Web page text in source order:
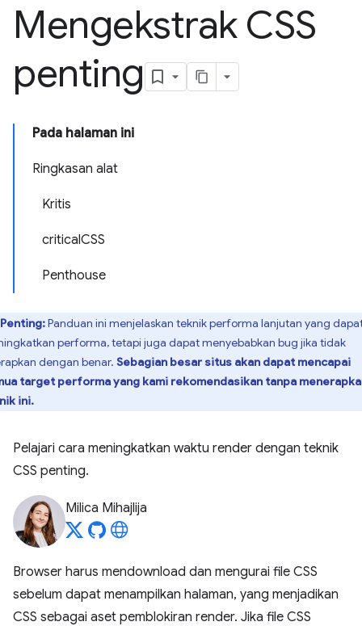
Mengekstrak CSS
penting
Pada halaman ini
Ringkasan alat
Kritis
criticalCSS
Penthouse
Penting:Panduan ini menjelaskan teknik performa lanjutan yang
performa, tetapi juga dapat menyebabkan bug jika tidak
dengan benar. Sebagian besar situs akan dapat mencapai
target performa yang kami rekomendasikan tanpa
ini.
Pelajari cara meningkatkan waktu render dengan teknik
CSS penting.
Milica Mihajlija
Browser harus mendownload dan mengurai file CSS
sebelum dapat menampilkan halaman, yang menjadikan
CSS sebagai aset pemblokiran render. Jika file CSS